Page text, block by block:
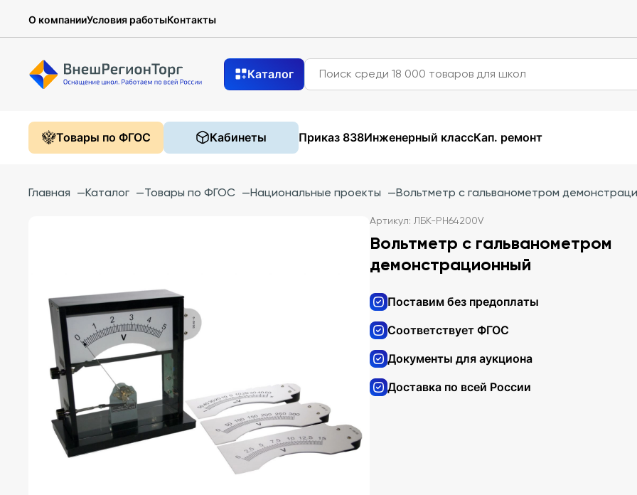
О компанииУсловия работыКонтакты
Каталог
Товары по ФГОС Кабинеты Приказ 838Инженерный классКап. ремонт
Главная —Каталог —Товары по ФГОС —Национальные проекты —Вольтметр с гальванометром
Артикул: ЛБК-PH64200V
Вольтметр с гальванометром
демонстрационный
Поставим без предоплаты
Соответствует ФГОС
Документы для аукциона
Доставка по всей России